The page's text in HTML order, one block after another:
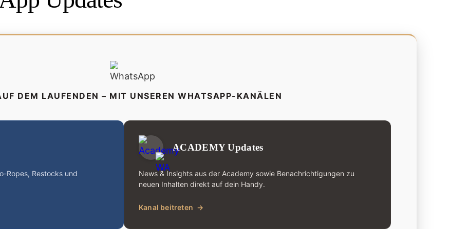
DEM LAUFENDEN – MIT UNSEREN WHATSAPP-KANÄLEN
Ropes, Restocks und
ACADEMY Updates
News & Insights aus der Academy sowie Benachrichtigungen zu
neuen Inhalten direkt auf dein Handy.
Kanal beitreten →